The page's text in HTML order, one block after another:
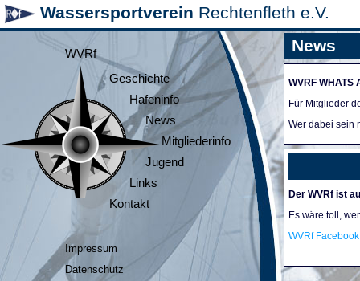
Wassersportverein Rechtenfleth e.V.
WVRf
Geschichte
Hafeninfo
News
Mitgliederinfo
Jugend
Links
Kontakt
Impressum
Datenschutz
News
WVRF WHATS
Für Mitglieder
Wer dabei sein
Der WVRf ist
Es wäre toll,
WVRf